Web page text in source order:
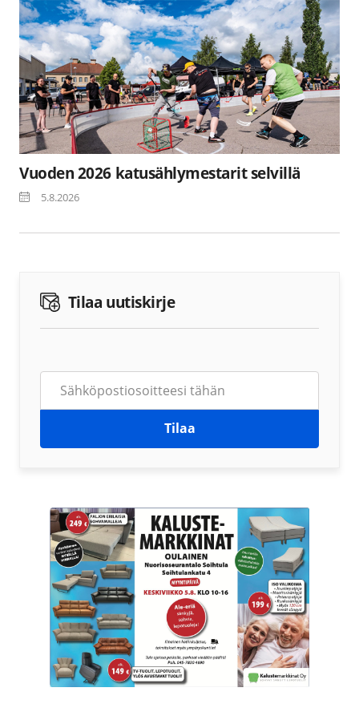
Vuoden 2026 katusählymestarit selvillä
5.8.2026
Tilaa uutiskirje
Tilaa